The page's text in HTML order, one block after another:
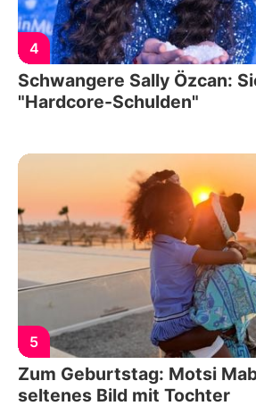
4
Schwangere Sally Özcan:
"Hardcore-Schulden"
5
Zum Geburtstag: Motsi
seltenes Bild mit Tochter